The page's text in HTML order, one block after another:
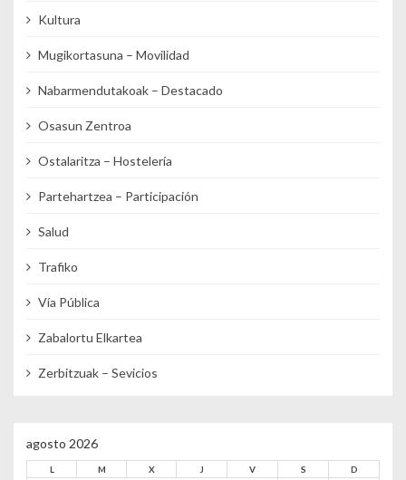
Kultura
Mugikortasuna – Movilidad
Nabarmendutakoak – Destacado
Osasun Zentroa
Ostalaritza – Hostelería
Partehartzea – Participación
Salud
Trafiko
Vía Pública
Zabalortu Elkartea
Zerbitzuak – Sevicios
agosto 2026
L M X J V S D